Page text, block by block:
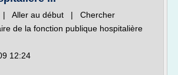
| Aller au début | Chercher
de la fonction publique hospitalière
12:24